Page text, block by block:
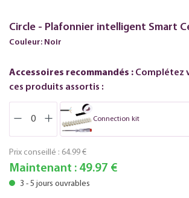
Circle - Plafonnier intelligent Smart
Couleur: Noir
Accessoires recommandés : Complétez
ces produits assortis :
Connection kit
Prix conseillé : 64.99 €
Maintenant : 49.97 €
3 - 5 jours ouvrables